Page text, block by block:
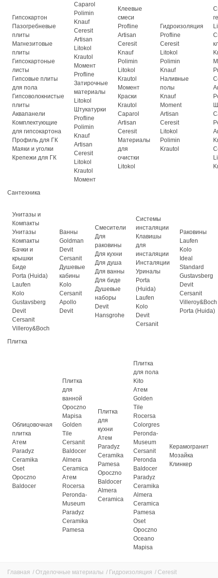
Гипсокартон
Пазогребневые
плиты
Магнезитовые
плиты
Гипсокартоные
листы
Гипсовые плиты
для пола
Гипсоволокнистые
плиты
Аквапанели
Комплектующие
для гипсокартона
Профиль для ГК
Маяки и уголки
Крепежи для ГК
Caparol
Polimin
Knauf
Ceresit
Artisan
Litokol
Krautol
Момент
Profline
Затирочные
материалы
Litokol
Штукатурки
Profline
Polimin
Knauf
Artisan
Ceresit
Litokol
Krautol
Момент
Клеевые
смеси
Profline
Artisan
Ceresit
Knauf
Polimin
Litokol
Krautol
Момент
Краски
Krautol
Caparol
Artisan
Ceresit
Материалы
для
очистки
Litokol
Гидроизоляция
Profline
Ceresit
Litokol
Polimin
Knauf
Наливные
полы
Knauf
Moment
Artisan
Ceresit
Litokol
Polimin
Krautol
Сантехника
Унитазы и
Компакты
Унитазы
Компакты
Бачки и
крышки
Биде
Porta (Huida)
Laufen
Kolo
Gustavsberg
Devit
Cersanit
Villeroy&Boch
Ванны
Goldman
Devit
Cersanit
Душевые
кабины
Kolo
Cersanit
Apollo
Devit
Смесители
Для
раковины
Для кухни
Для душа
Для ванны
Для биде
Душевые
наборы
Devit
Hansgrohe
Системы
инсталяции
Клавишы
для
инсталяции
Инсталяции
Уриналы
Porta
(Huida)
Laufen
Kolo
Devit
Cersanit
Раковины
Laufen
Kolo
Ideal
Standard
Gustavsberg
Devit
Cersanit
Villeroy&Boch
Porta (Huida)
Плитка
Облицовочная
плитка
Атем
Paradyz
Ceramika
Oset
Opoczno
Baldocer
Плитка
для
ванной
Opoczno
Mapisa
Golden
Tile
Cersanit
Baldocer
Almera
Ceramica
Атем
Rocersa
Peronda-
Museum
Paradyz
Ceramika
Pamesa
Плитка
для
кухни
Атем
Paradyz
Ceramika
Pamesa
Opoczno
Baldocer
Almera
Ceramica
Плитка
для пола
Kito
Атем
Golden
Tile
Rocersa
Colorgres
Peronda-
Museum
Cersanit
Peronda
Baldocer
Paradyz
Ceramika
Almera
Ceramica
Pamesa
Oset
Opoczno
Oceano
Mapisa
Керамогранит
Мозайка
Клинкер
Главная / Отделочные материалы / Гидроизоляция / Ceresit